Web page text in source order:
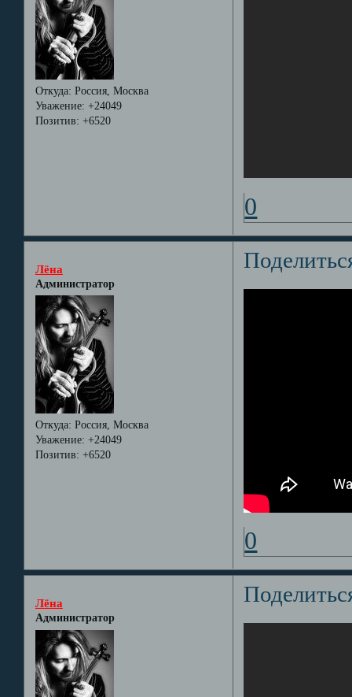
Откуда: Россия, Москва
Уважение: +24049
Позитив: +6520
0
Лёна
Администратор
Откуда: Россия, Москва
Уважение: +24049
Позитив: +6520
0
Лёна
Администратор